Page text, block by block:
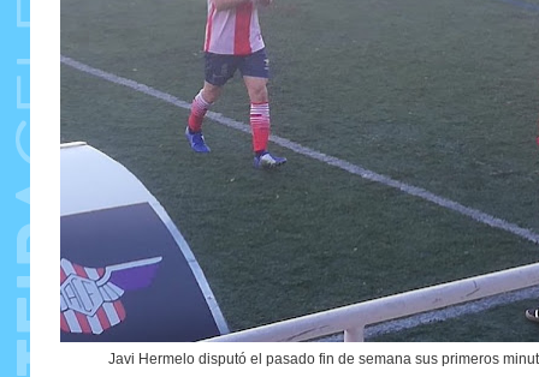
Javi Hermelo disputó el pasado fin de semana sus primeros